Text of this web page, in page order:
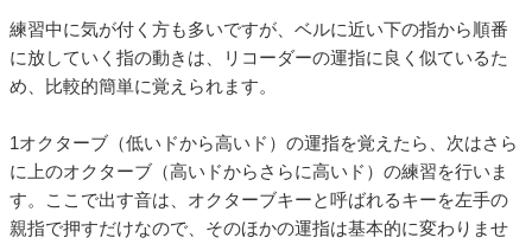
練習中に気が付く方も多いですが、ベルに近い下の指から順番
に放していく指の動きは、リコーダーの運指に良く似ているた
め、比較的簡単に覚えられます。
1オクターブ（低いドから高いド）の運指を覚えたら、次はさら
に上のオクターブ（高いドからさらに高いド）の練習を行いま
す。ここで出す音は、オクターブキーと呼ばれるキーを左手の
親指で押すだけなので、そのほかの運指は基本的に変わりませ